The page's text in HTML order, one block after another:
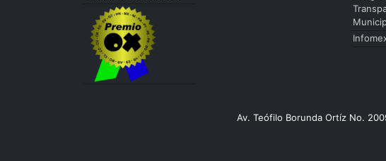
Av. Teófilo Borunda Ortíz No.